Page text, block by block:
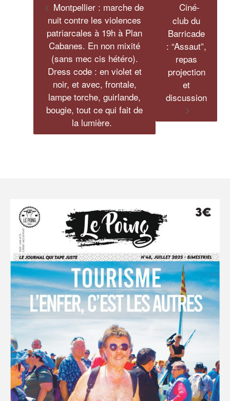
Montpellier : marche de
nuit contre les violences
patriarcales à 19h à Plan
Cabanes. En non mixité
(sans mec cis hétéro).
Dress code : en violet et
noir, et avec, frontale,
lampe torche, guirlande,
bougie, tout ce qui fait de
la lumière.
Ciné-
club du
Barricade
: “Assaut”,
repas
projection
et
discussion